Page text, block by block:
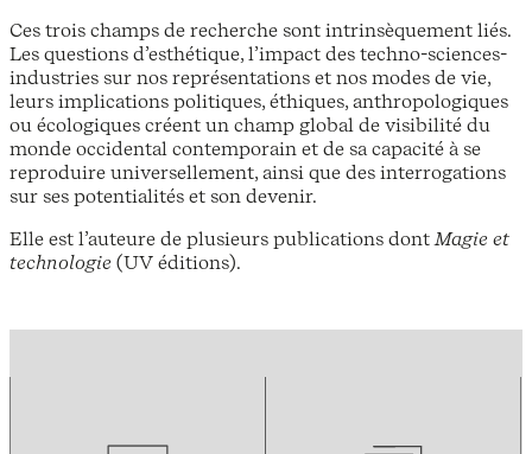
Ces trois champs de recherche sont intrinsèquement liés.
Les questions d’esthétique, l’impact des techno-sciences-
industries sur nos représentations et nos modes de vie,
leurs implications politiques, éthiques, anthropologiques
ou écologiques créent un champ global de visibilité du
monde occidental contemporain et de sa capacité à se
reproduire universellement, ainsi que des interrogations
sur ses potentialités et son devenir.
Elle est l’auteure de plusieurs publications dontMagie et
technologie (UV éditions).